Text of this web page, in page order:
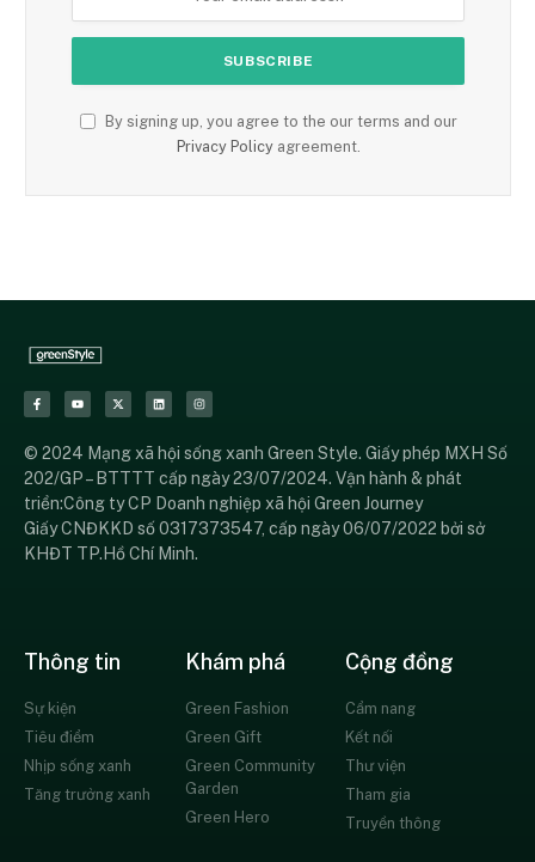
By signing up, you agree to the our terms and our
Privacy Policyagreement.
© 2024 Mạng xã hội sống xanh Green Style. Giấy phép MXH Số
202/GP – BTTTT cấp ngày 23/07/2024. Vận hành & phát
triển:Công ty CP Doanh nghiệp xã hội Green Journey
Giấy CNĐKKD số 0317373547, cấp ngày 06/07/2022 bởi sở
KHĐT TP.Hồ Chí Minh.
Thông tin
Sự kiện
Tiêu điểm
Nhịp sống xanh
Tăng trưởng xanh
Khám phá
Green Fashion
Green Gift
Green Community
Garden
Green Hero
Cộng đồng
Cẩm nang
Kết nối
Thư viện
Tham gia
Truyền thông